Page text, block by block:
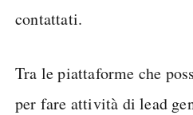
contattati.
Tra le piattaforme che
per fare attività di lead